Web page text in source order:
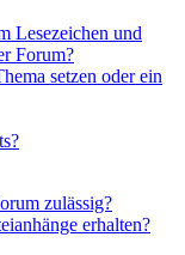
Lesezeichen und
Forum?
setzen oder ein
zulässig?
erhalten?